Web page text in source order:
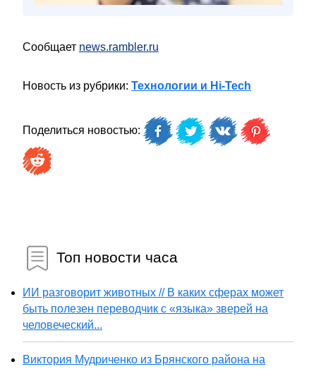
Сообщает news.rambler.ru
Новость из рубрики: Технологии и Hi-Tech
Поделиться новостью:
Топ новости часа
ИИ разговорит животных // В каких сферах может
быть полезен переводчик с «языка» зверей на
человеческий...
Виктория Мудриченко из Брянского района на